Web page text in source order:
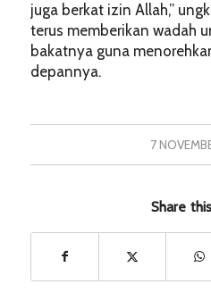
juga berkat izin Allah,”
terus memberikan wadah
bakatnya guna
depannya.
7
Share